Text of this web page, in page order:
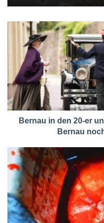
Bernau in den 20-er
Bernau